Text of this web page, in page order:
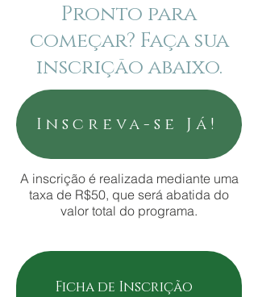
Pronto para
começar? Faça sua
inscrição abaixo.
Inscreva-se Já!
A inscrição é realizada mediante uma
taxa de R$50, que será abatida do
valor total do programa.
Ficha de Inscrição